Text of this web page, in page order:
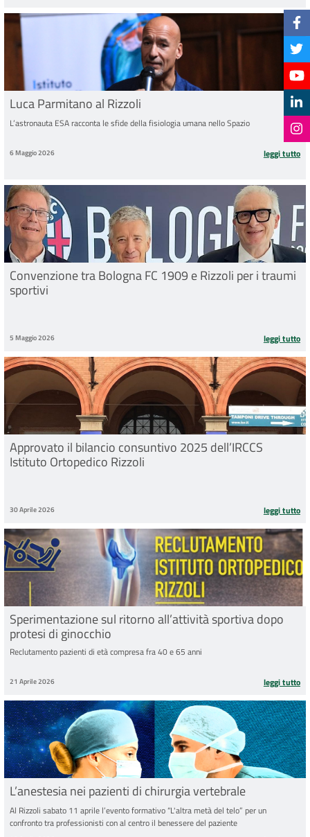
Luca Parmitano al Rizzoli
L’astronauta ESA racconta le sfide della fisiologia umana nello Spazio
6 Maggio 2026 leggi tutto
Convenzione tra Bologna FC 1909 e Rizzoli per i traumi
sportivi
5 Maggio 2026 leggi tutto
Approvato il bilancio consuntivo 2025 dell’IRCCS
Istituto Ortopedico Rizzoli
30 Aprile 2026 leggi tutto
Sperimentazione sul ritorno all’attività sportiva dopo
protesi di ginocchio
Reclutamento pazienti di età compresa fra 40 e 65 anni
21 Aprile 2026 leggi tutto
L’anestesia nei pazienti di chirurgia vertebrale
Al Rizzoli sabato 11 aprile l’evento formativo “L'altra metà del telo” per un
confronto tra professionisti con al centro il benessere del paziente